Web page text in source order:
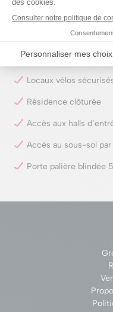
Cœur d’îlot conçu par
Potagers partagés
Hall et paliers
Locaux vélos
Résidence clôturée
Accès aux halls
Accès au sous-sol
Porte palière blindée